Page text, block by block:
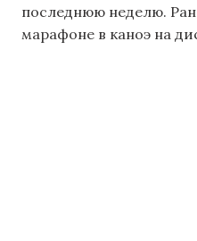
последнюю неделю.
марафоне в каноэ на